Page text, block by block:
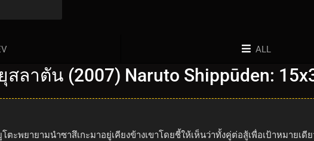
ALL
ลาตัน (2007) Naruto Shippūden:
ตะพยายามนำซาสึเกะมาอยู่เคียงข้างเขาโดยชี้ให้เห็นว่าทั้งคู่ต่อสู้เพื่อเป้าหมายเ